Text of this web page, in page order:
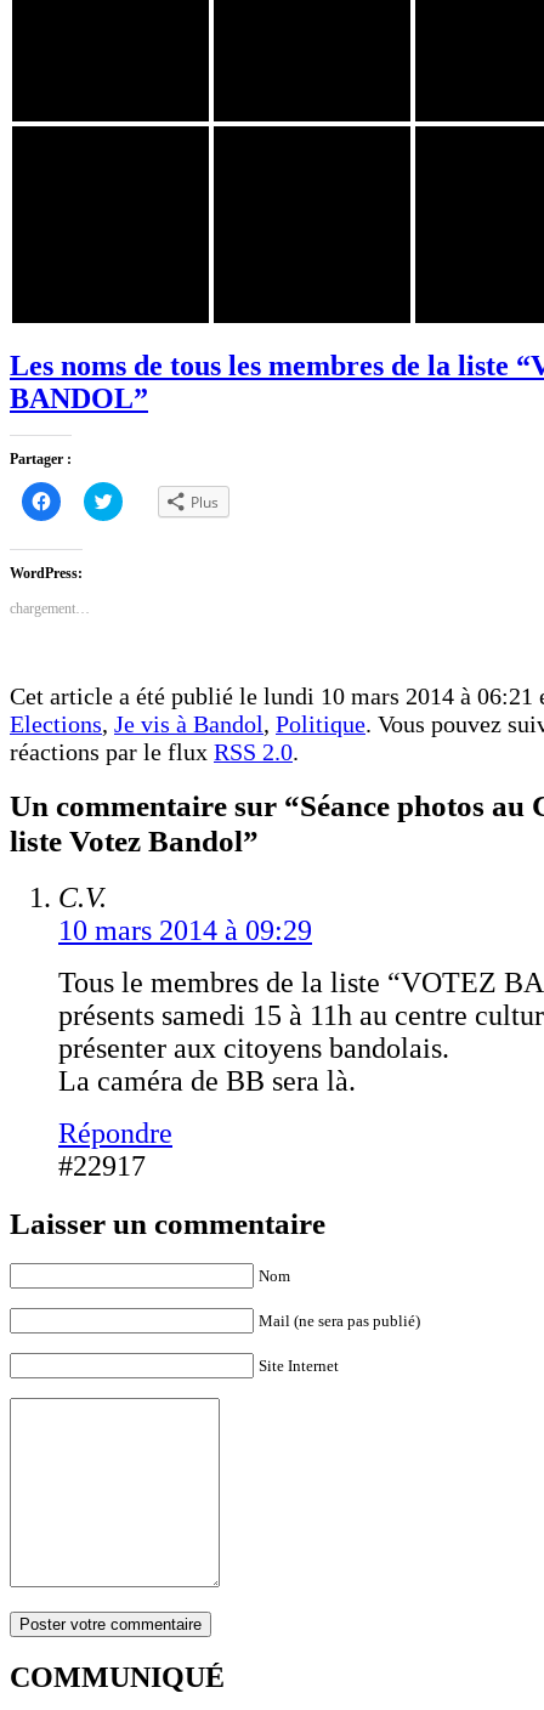
Les noms de tous les membres de la liste
BANDOL”
Partager :
Cliquez
pour
partager
Facebook(ouvre
dans
une
fenêtre)
Cliquez
pour Plus
WordPress:
chargement…
Cet article a été publié le lundi 10 mars 2014 à 06:21
Elections, Je vis à Bandol, Politique. Vous pouvez
réactions par le flux RSS 2.0.
Un commentaire sur “Séance photos au
liste Votez Bandol”
C.V.
10 mars 2014 à 09:29
Tous le membres de la liste “VOTEZ
présents samedi 15 à 11h au centre
présenter aux citoyens bandolais.
La caméra de BB sera là.
Répondre
#22917
Laisser un commentaire
Nom
Mail (ne sera pas publié)
Site Internet
COMMUNIQUÉ